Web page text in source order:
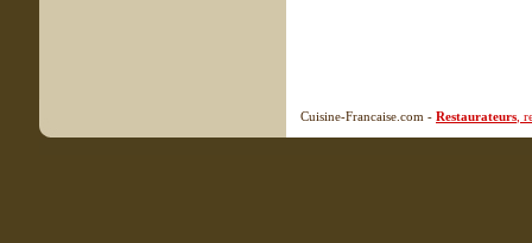
Cuisine-Francaise.com - Restaurateurs ,